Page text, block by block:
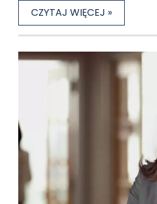
CZYTAJ WIĘCEJ »